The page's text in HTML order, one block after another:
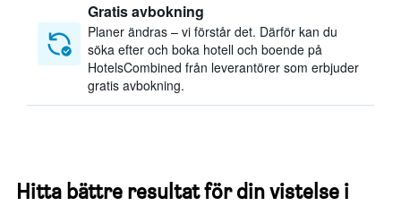
Gratis avbokning
Planer ändras – vi förstår det. Därför kan du
söka efter och boka hotell och boende på
HotelsCombined från leverantörer som erbjuder
gratis avbokning.
Hitta bättre resultat för din vistelse i